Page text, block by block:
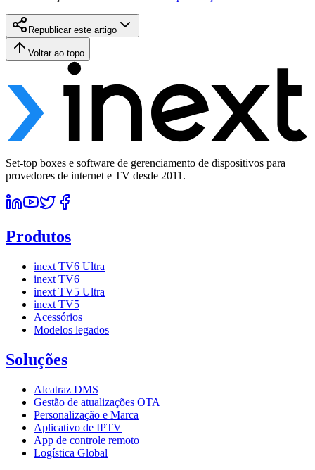
Republicar este artigo
Voltar ao topo
Set-top boxes e software de gerenciamento de dispositivos para
provedores de internet e TV desde 2011.
Produtos
inext TV6 Ultra
inext TV6
inext TV5 Ultra
inext TV5
Acessórios
Modelos legados
Soluções
Alcatraz DMS
Gestão de atualizações OTA
Personalização e Marca
Aplicativo de IPTV
App de controle remoto
Logística Global